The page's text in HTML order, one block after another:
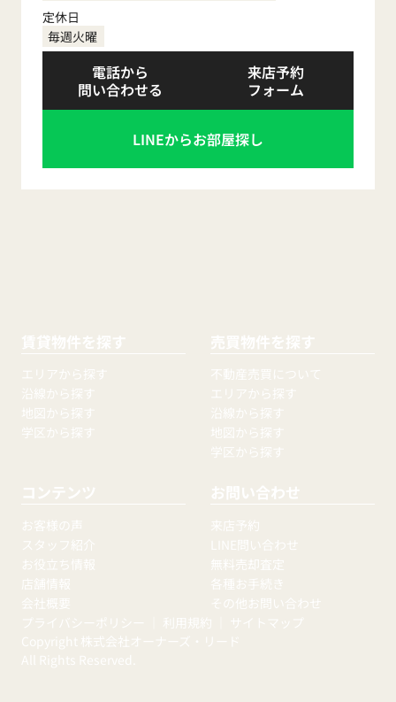
定休日
毎週火曜
電話から
問い合わせる
来店予約
フォーム
LINEからお部屋探し
賃貸物件を探す
エリアから探す
沿線から探す
地図から探す
学区から探す
売買物件を探す
不動産売買について
エリアから探す
沿線から探す
地図から探す
学区から探す
コンテンツ
お客様の声
スタッフ紹介
お役立ち情報
店舗情報
会社概要
お問い合わせ
来店予約
LINE問い合わせ
無料売却査定
各種お手続き
その他お問い合わせ
プライバシーポリシー
利用規約
サイトマップ
Copyright 株式会社オーナーズ・リード
All Rights Reserved.